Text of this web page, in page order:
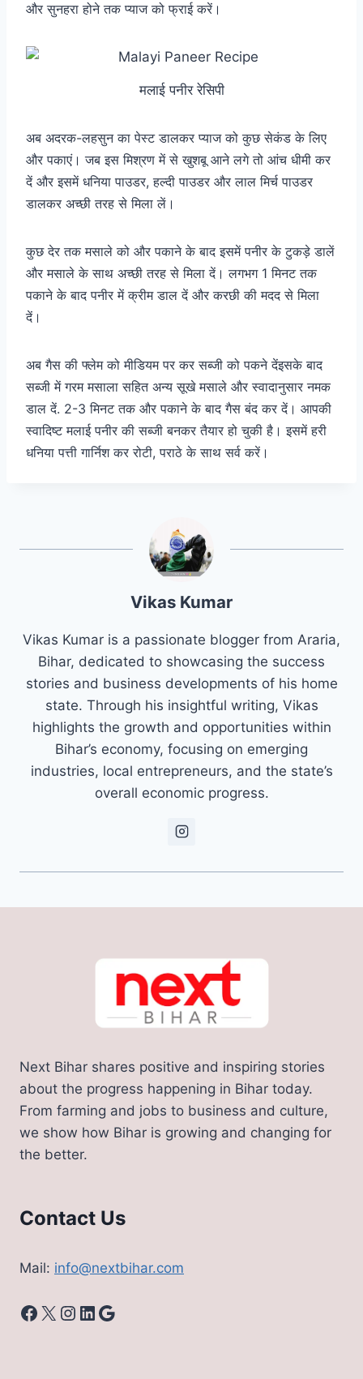
और सुनहरा होने तक प्याज को फ्राई करें।
मलाई पनीर रेसिपी
अब अदरक-लहसुन का पेस्ट डालकर प्याज को कुछ सेकंड के लिए
और पकाएं। जब इस मिश्रण में से खुशबू आने लगे तो आंच धीमी कर
दें और इसमें धनिया पाउडर, हल्दी पाउडर और लाल मिर्च पाउडर
डालकर अच्छी तरह से मिला लें।
कुछ देर तक मसाले को और पकाने के बाद इसमें पनीर के टुकड़े डालें
और मसाले के साथ अच्छी तरह से मिला दें। लगभग 1 मिनट तक
पकाने के बाद पनीर में क्रीम डाल दें और करछी की मदद से मिला
दें।
अब गैस की फ्लेम को मीडियम पर कर सब्जी को पकने देंइसके बाद
सब्जी में गरम मसाला सहित अन्य सूखे मसाले और स्वादानुसार नमक
डाल दें. 2-3 मिनट तक और पकाने के बाद गैस बंद कर दें। आपकी
स्वादिष्ट मलाई पनीर की सब्जी बनकर तैयार हो चुकी है। इसमें हरी
धनिया पत्ती गार्निश कर रोटी, पराठे के साथ सर्व करें।
Vikas Kumar
Vikas Kumar is a passionate blogger from Araria,
Bihar, dedicated to showcasing the success
stories and business developments of his home
state. Through his insightful writing, Vikas
highlights the growth and opportunities within
Bihar’s economy, focusing on emerging
industries, local entrepreneurs, and the state’s
overall economic progress.
Next Bihar shares positive and inspiring stories
about the progress happening in Bihar today.
From farming and jobs to business and culture,
we show how Bihar is growing and changing for
the better.
Contact Us
Mail: info@nextbihar.com
Facebook
X Instagram
LinkedIn
Google